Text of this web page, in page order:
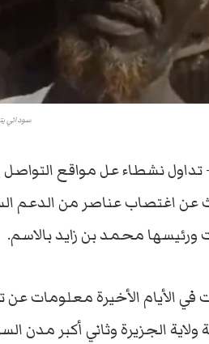
سوداني
تداول نشطاء عل مواقع
اغتصاب عناصر من الدعم
ورئيسها محمد بن زايد بالاسم.
في الأيام الأخيرة معلومات
الجزيرة وثاني أكبر مدن